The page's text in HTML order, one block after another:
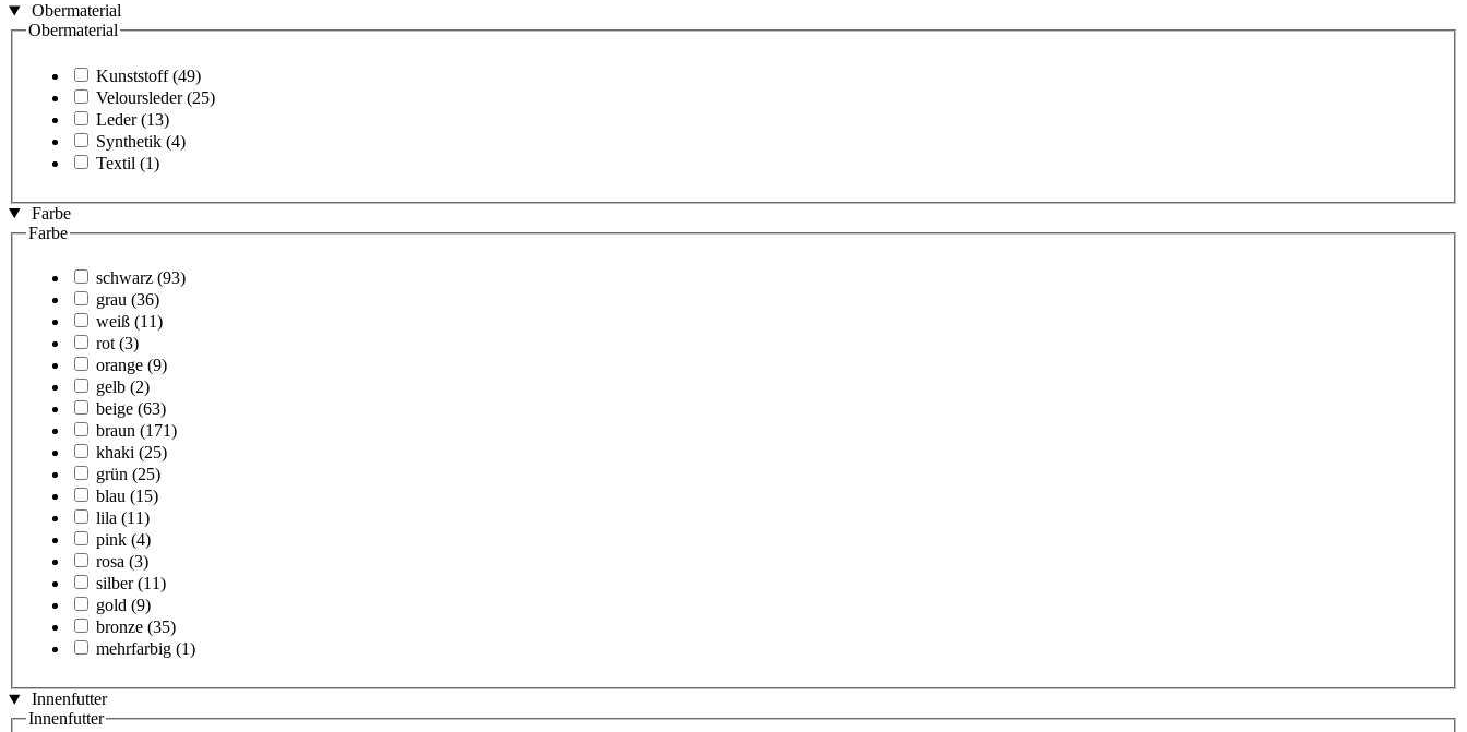
Obermaterial
Obermaterial
Kunststoff (49)
Veloursleder (25)
Leder (13)
Synthetik (4)
Textil (1)
Farbe
Farbe
schwarz (93)
grau (36)
weiß (11)
rot (3)
orange (9)
gelb (2)
beige (63)
braun (171)
khaki (25)
grün (25)
blau (15)
lila (11)
pink (4)
rosa (3)
silber (11)
gold (9)
bronze (35)
mehrfarbig (1)
Innenfutter
Innenfutter